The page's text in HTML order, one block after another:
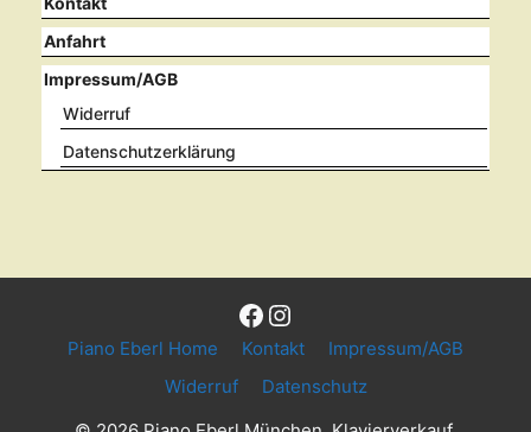
Anfahrt
Impressum/AGB
Widerruf
Datenschutzerklärung
Facebook
Instagram
Piano Eberl Home Kontakt
Impressum/AGB
Widerruf
Datenschutz